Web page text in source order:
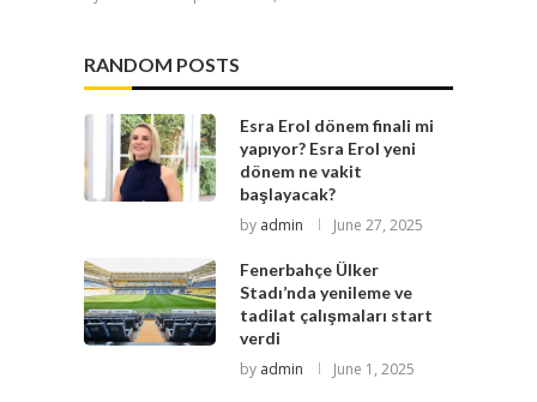
RANDOM POSTS
Esra Erol dönem finali mi
yapıyor? Esra Erol yeni
dönem ne vakit
başlayacak?
by admin June 27, 2025
Fenerbahçe Ülker
Stadı’nda yenileme ve
tadilat çalışmaları start
verdi
by admin June 1, 2025